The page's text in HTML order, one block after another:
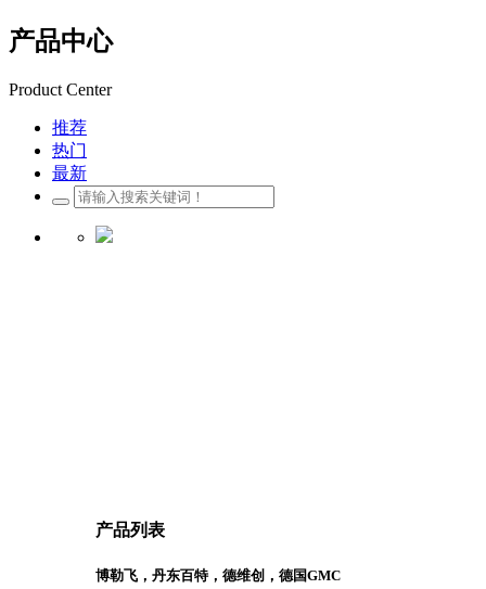
产品中心
Product Center
推荐
热门
最新
产品列表
博勒飞，丹东百特，德维创，德国GMC